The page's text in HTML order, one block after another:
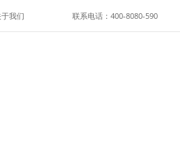
于我们 联系电话：400-8080-590